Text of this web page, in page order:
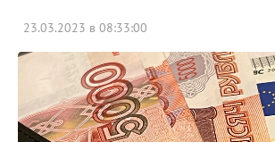
23.03.2023 в 08:33:00